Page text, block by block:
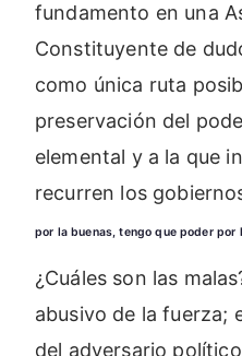
fundamento en una
Constituyente de
como única ruta
preservación del
elemental y a la que
recurren los
por la buenas, tengo que poder por
¿Cuáles son las
abusivo de la fuerza;
del adversario